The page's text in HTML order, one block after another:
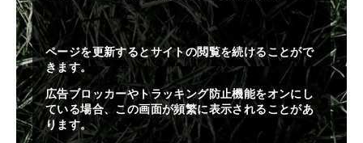
ページを更新するとサイトの閲覧を続けることがで
きます。
広告ブロッカーやトラッキング防止機能をオンにし
ている場合、この画面が頻繁に表示されることがあ
ります。